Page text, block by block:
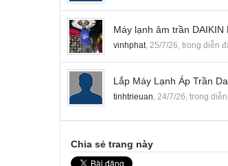
Máy lạnh âm trần
vinhphat, 25/7/26, trong diễn
Lắp Máy Lạnh Áp Trần
tinhtrieuan, 24/7/26, trong
Chia sẻ trang này